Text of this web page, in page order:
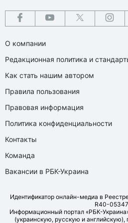
О компании
Редакционная политика и
Как стать нашим автором
Правила пользования
Правовая информация
Политика конфиденциальности
Контакты
Команда
Вакансии в РБК-Украина
Идентификатор онлайн-медиа в
R40-05347
Информационный портал «РБК-
(украинскую, русскую и английскую),